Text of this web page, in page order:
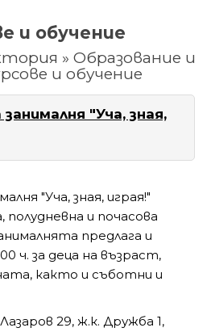
и обучение
» Образование и
и обучение
"Уча, зная,
"Уча, зная, играя!"
полудневна и почасова
предлага и
ч. за деца на възраст,
както и съботни и
29, ж.к. Дружба 1,